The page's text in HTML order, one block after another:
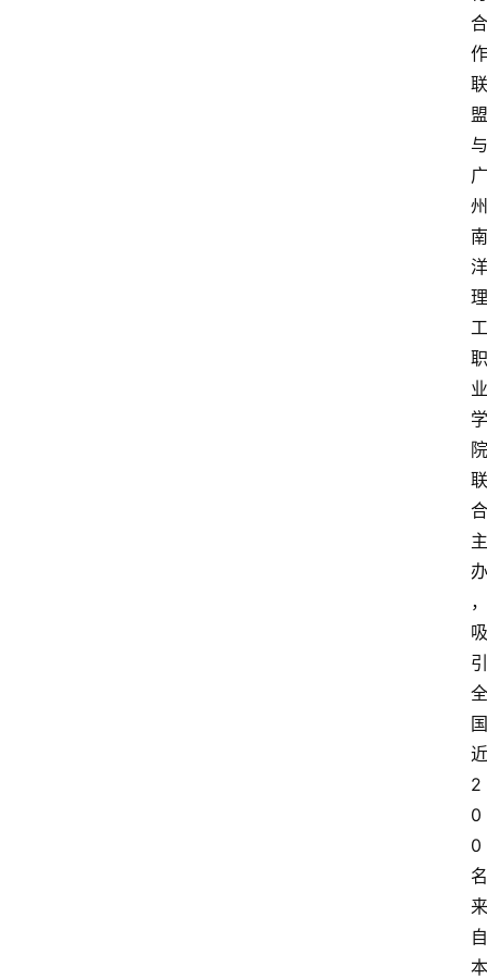
合
作
联
盟
与
广
州
南
洋
理
工
职
业
学
院
联
合
主
办
，
吸
引
全
国
近
2
0
0
名
来
自
本